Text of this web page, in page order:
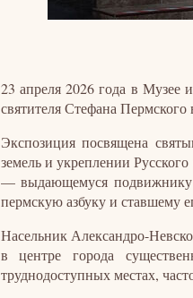
23 апреля 2026 года в Музее
святителя Стефана
Экспозиция посвящена
земель и укреплении
— выдающемуся подвижнику
пермскую азбуку и ставшему
Насельник Александро-
в центре города
труднодоступных местах,